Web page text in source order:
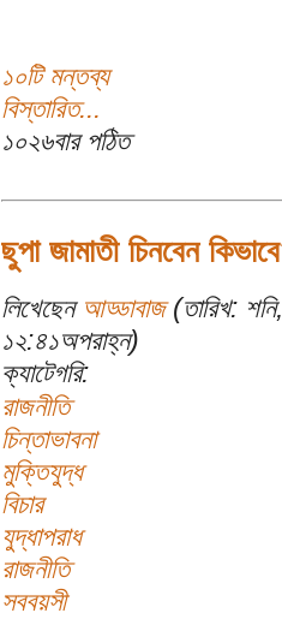
১০টি মন্তব্য
বিস্তারিত...
১০২৬বার পঠিত
ছুপা জামাতী চিনবেন
লিখেছেন আড্ডাবাজ(তারিখ:
১২:৪১অপরাহ্ন)
ক্যাটেগরি:
রাজনীতি
চিন্তাভাবনা
মুক্তিযুদ্ধ
বিচার
যুদ্ধাপরাধ
রাজনীতি
সববয়সী